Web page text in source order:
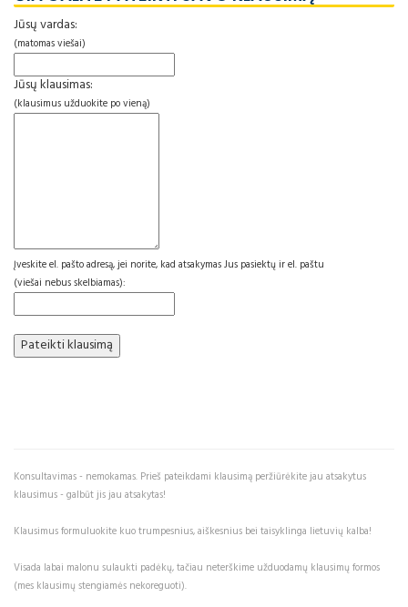
Jūsų vardas:
(matomas viešai)
Jūsų klausimas:
(klausimus užduokite po vieną)
Įveskite el. pašto adresą, jei norite, kad atsakymas Jus pasiektų ir el. paštu
(viešai nebus skelbiamas):
Konsultavimas - nemokamas. Prieš pateikdami klausimą peržiūrėkite jau atsakytus
klausimus - galbūt jis jau atsakytas!
Klausimus formuluokite kuo trumpesnius, aiškesnius bei taisyklinga lietuvių kalba!
Visada labai malonu sulaukti padėkų, tačiau neterškime užduodamų klausimų formos
(mes klausimų stengiamės nekoreguoti).